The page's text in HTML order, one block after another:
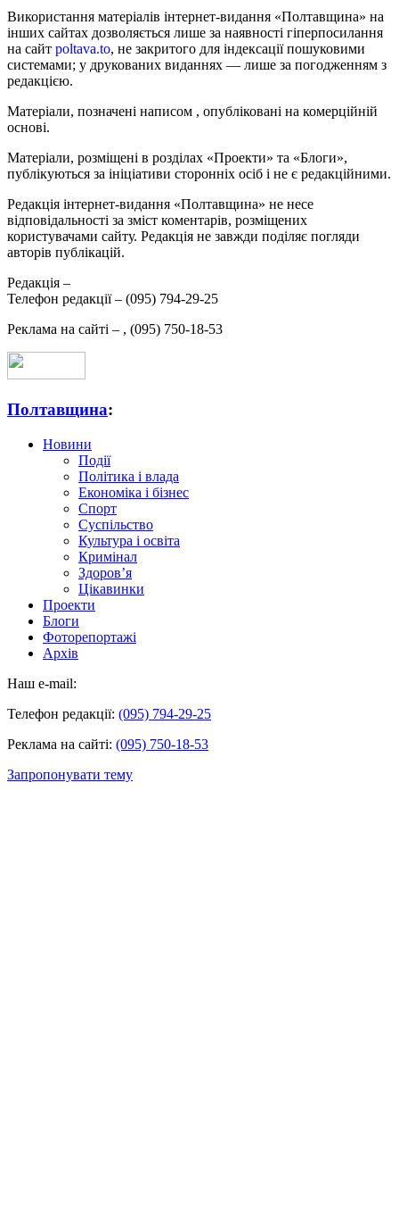
Використання матеріалів інтернет-видання «Полтавщина» на
інших сайтах дозволяється лише за наявності гіперпосилання
на сайт poltava.to, не закритого для індексації пошуковими
системами; у друкованих виданнях — лише за погодженням з
редакцією.
Матеріали, позначені написом , опубліковані на комерційній
основі.
Матеріали, розміщені в розділах «Проекти» та «Блоги»,
публікуються за ініціативи сторонніх осіб і не є редакційними.
Редакція інтернет-видання «Полтавщина» не несе
відповідальності за зміст коментарів, розміщених
користувачами сайту. Редакція не завжди поділяє погляди
авторів публікацій.
Редакція –
Телефон редакції – (095) 794-29-25
Реклама на сайті – , (095) 750-18-53
Полтавщина:
Новини
Події
Політика і влада
Економіка і бізнес
Спорт
Суспільство
Культура і освіта
Кримінал
Здоров’я
Цікавинки
Проекти
Блоги
Фоторепортажі
Архів
Наш e-mail:
Телефон редакції: (095) 794-29-25
Реклама на сайті: (095) 750-18-53
Запропонувати тему